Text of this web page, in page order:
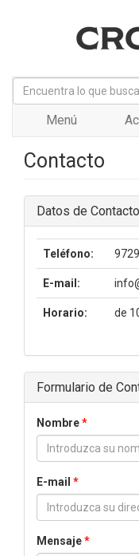
Menú
Contacto
Datos de Contacto
Teléfono:
E-mail:
Horario: de
Formulario de
Nombre*
E-mail *
Mensaje*